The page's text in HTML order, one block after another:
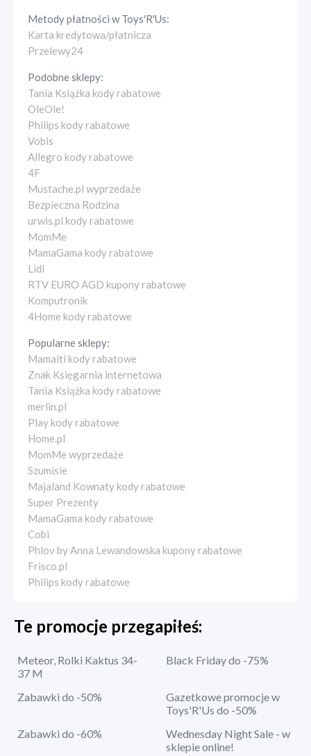
Metody płatności wToys'R'Us:
Karta kredytowa/płatnicza
Przelewy24
Podobne sklepy:
Tania Książka kody rabatowe
OleOle!
Philips kody rabatowe
Vobis
Allegro kody rabatowe
4F
Mustache.pl wyprzedaże
Bezpieczna Rodzina
urwis.pl kody rabatowe
MomMe
MamaGama kody rabatowe
Lidl
RTV EURO AGD kupony rabatowe
Komputronik
4Home kody rabatowe
Popularne sklepy:
Mamaiti kody rabatowe
Znak Księgarnia internetowa
Tania Książka kody rabatowe
merlin.pl
Play kody rabatowe
Home.pl
MomMe wyprzedaże
Szumisie
Majaland Kownaty kody rabatowe
Super Prezenty
MamaGama kody rabatowe
Cobi
Phlov by Anna Lewandowska kupony rabatowe
Frisco.pl
Philips kody rabatowe
Te promocje przegapiłeś:
Meteor, Rolki Kaktus 34-
37 M
Black Friday do -75%
Zabawki do -50%
Gazetkowe promocje w
Toys'R'Us do -50%
Zabawki do -60%
Wednesday Night Sale - w
sklepie online!